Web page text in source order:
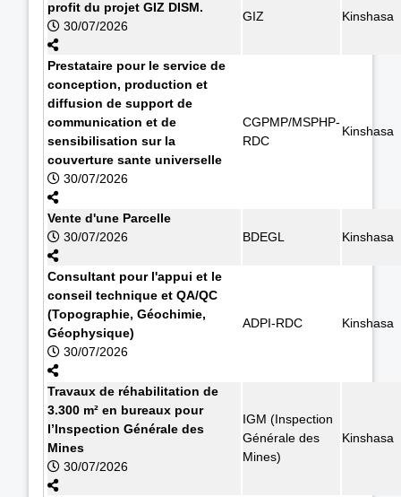
profit du projet GIZ DISM.
30/07/2026
GIZ Kinshasa
Prestataire pour le service de
conception, production et
diffusion de support de
communication et de
sensibilisation sur la
couverture sante universelle
30/07/2026
CGPMP/MSPHP-
RDC
Kinshasa
Vente d'une Parcelle
30/07/2026
BDEGL Kinshasa
Consultant pour l'appui et le
conseil technique et QA/QC
(Topographie, Géochimie,
Géophysique)
30/07/2026
ADPI-RDC Kinshasa
Travaux de réhabilitation de
3.300 m² en bureaux pour
l’Inspection Générale des
Mines
30/07/2026
IGM (Inspection
Générale des
Mines)
Kinshasa